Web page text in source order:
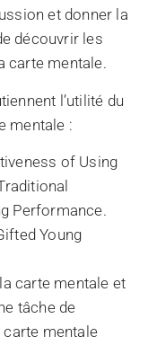
et donner la
découvrir les
carte mentale.
l’utilité du
mentale :
of Using
Performance.
Young
carte mentale et
tâche de
mentale